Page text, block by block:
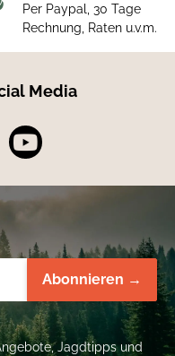
Per Paypal, 30 Tage
Rechnung, Raten u.v.m.
Media
Abonnieren →
Jagdtipps und